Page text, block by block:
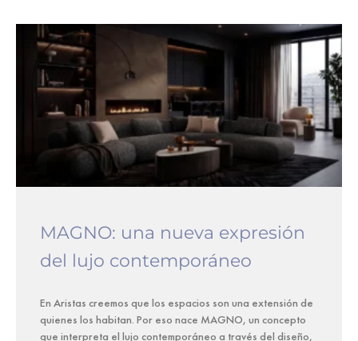
MAGNO: una nueva expresión
del lujo contemporáneo
En Aristas creemos que los espacios son una extensión de
quienes los habitan. Por eso nace MAGNO, un concepto
que interpreta el lujo contemporáneo a través del diseño,